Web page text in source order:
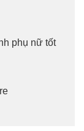
phụ nữ tốt